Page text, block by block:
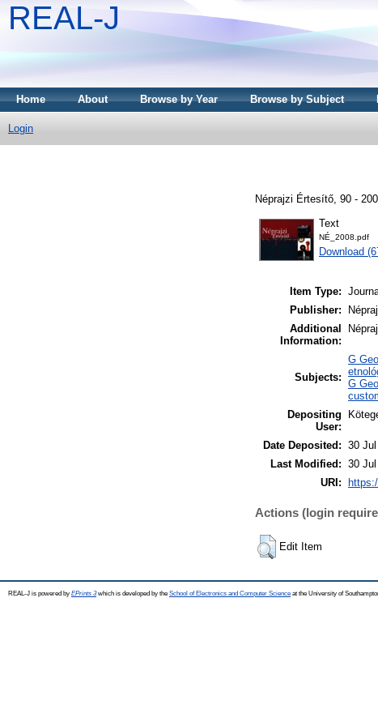
REAL-J
Home About Browse by Year Browse by Subject
Login
Néprajzi Értesítő, 90 -
Text
NÉ_2008.pdf
Download
Item Type:
Publisher:
Additional
Information:
Subjects:
G
G
Depositing
User:
Date Deposited: 30
Last Modified: 30
URI:
Actions (login
Edit Item
REAL-J is powered by EPrints 3which is developed by the School of Electronics and Computer Science at the University of